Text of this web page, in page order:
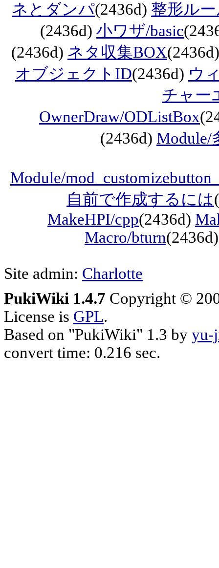
ネとダンパ(2436d) 整形ル
(2436d) 小ワザ/basic
(2436d) ネタ収集BOX
オブジェクトID(2436d) ウ
チャー
OwnerDraw/ODListBox
(2436d) Module/
Module/
自前で作成するには
MakeHPI/cpp(2436d)
Macro/bturn
Site admin: Charlotte
PukiWiki 1.4.7 Copyright ©
License is GPL.
Based on "PukiWiki" 1.3 by yu-
convert time: 0.216 sec.